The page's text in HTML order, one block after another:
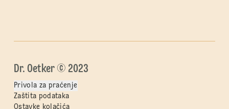
Dr. Oetker © 2023
Privola za praćenje
Zaštita podataka
Ostavke kolačića